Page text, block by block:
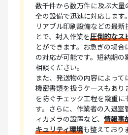
数千件から数万件に及ぶ大量
全の設備で迅速に対応します
リアブル印刷設備などの最新
とで、封入作業を圧倒的なス
とができます。お急ぎの場合
の対応が可能です。短納期の
相談ください。
また、発送物の内容によって
機密書類を扱うケースもあり
を防ぐチェック工程を幾重に
す。さらに、作業者の入退室
ィカメラの設置など、 情報事
キュリティ環境も整えており